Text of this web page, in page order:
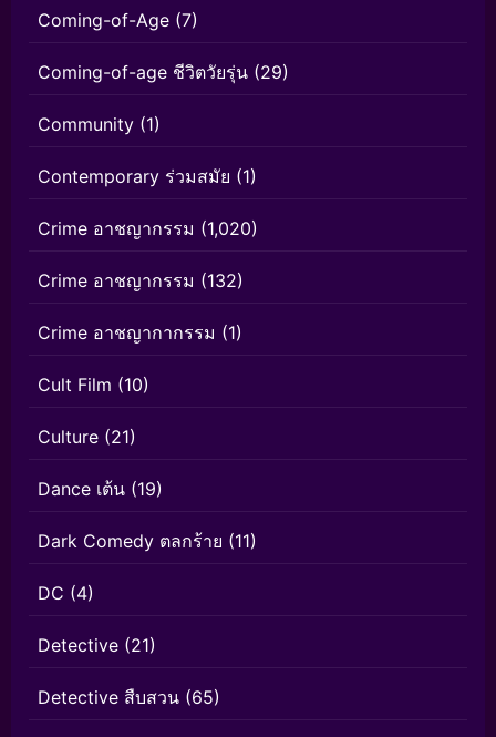
Coming-of-Age (7)
Coming-of-age ชีวิตวัยรุ่น (29)
Community (1)
Contemporary ร่วมสมัย (1)
Crime อาชญากรรม (1,020)
Crime อาชญากรรม (132)
Crime อาชญากากรรม (1)
Cult Film (10)
Culture (21)
Dance เต้น (19)
Dark Comedy ตลกร้าย (11)
DC (4)
Detective (21)
Detective สืบสวน (65)